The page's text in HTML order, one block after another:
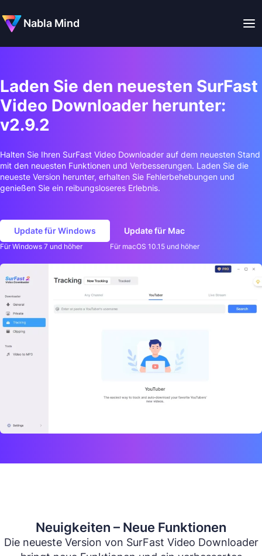
Nabla Mind
Laden Sie den neuesten SurFast
Video Downloader herunter:
v2.9.2
Halten Sie Ihren SurFast Video Downloader auf dem neuesten Stand
mit den neuesten Funktionen und Verbesserungen. Laden Sie die
neueste Version herunter, erhalten Sie Fehlerbehebungen und
genießen Sie ein reibungsloseres Erlebnis.
Update für Windows
Für Windows 7 und höher
Update für Mac
Für macOS 10.15 und höher
Neuigkeiten – Neue Funktionen
Die neueste Version von SurFast Video Downloader